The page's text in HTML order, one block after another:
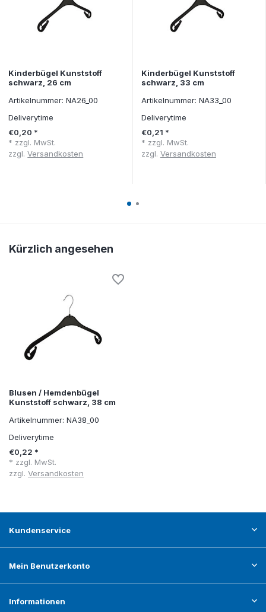
Kinderbügel Kunststoff
schwarz, 26 cm
Artikelnummer: NA26_00
Deliverytime
€0,20 *
* zzgl. MwSt.
zzgl.Versandkosten
Kinderbügel Kunststoff
schwarz, 33 cm
Artikelnummer: NA33_00
Deliverytime
€0,21 *
* zzgl. MwSt.
zzgl. Versandkosten
Kürzlich angesehen
Blusen / Hemdenbügel
Kunststoff schwarz, 38 cm
Artikelnummer: NA38_00
Deliverytime
€0,22 *
* zzgl. MwSt.
zzgl. Versandkosten
Kundenservice
Mein Benutzerkonto
Informationen